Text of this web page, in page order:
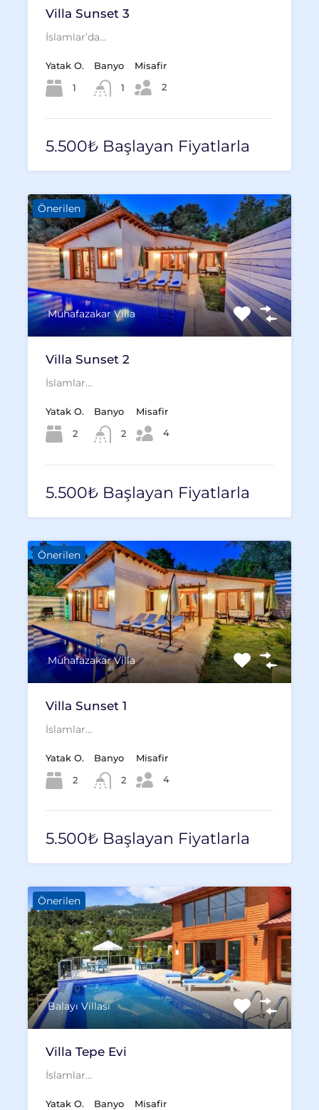
Villa Sunset 3
İslamlar’da…
Yatak O.
1
Banyo
1
Misafir
2
5.500₺ Başlayan Fiyatlarla
Önerilen
Muhafazakar Villa
Villa Sunset 2
İslamlar…
Yatak O.
2
Banyo
2
Misafir
4
5.500₺ Başlayan Fiyatlarla
Önerilen
Muhafazakar Villa
Villa Sunset 1
İslamlar…
Yatak O.
2
Banyo
2
Misafir
4
5.500₺ Başlayan Fiyatlarla
Önerilen
Balayı Villası
Villa Tepe Evi
İslamlar…
Yatak O.
Banyo
Misafir